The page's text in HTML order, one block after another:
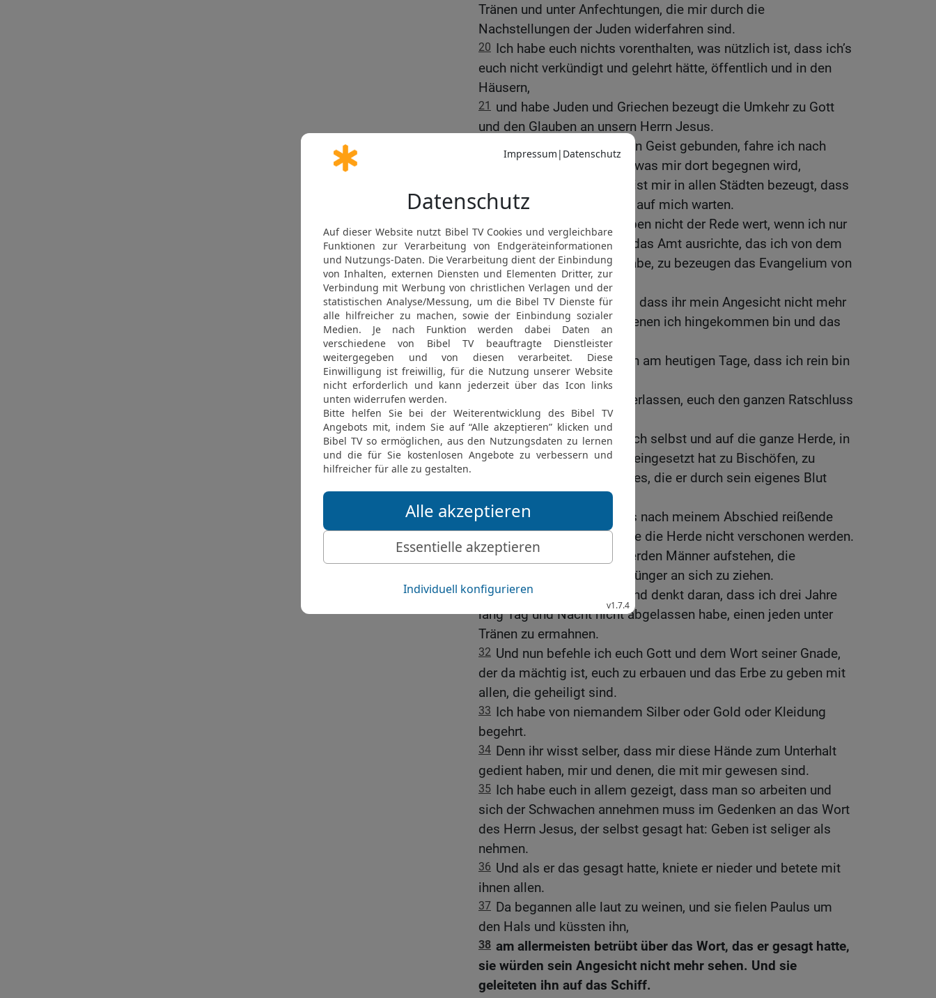
Tränen und unter Anfechtungen, die mir durch die
Nachstellungen der Juden widerfahren sind.
20 Ich habe euch nichts vorenthalten, was nützlich ist, dass ich’s
euch nicht verkündigt und gelehrt hätte, öffentlich und in den
Häusern,
21 und habe Juden und Griechen bezeugt die Umkehr zu Gott
und den Glauben an unsern Herrn Jesus.
Und nun siehe, durch den Geist gebunden, fahre ich nach
Jerusalem und weiß nicht, was mir dort begegnen wird,
nur dass der Heilige Geist mir in allen Städten bezeugt, dass
Fesseln und Bedrängnisse auf mich warten.
Aber ich achte mein Leben nicht der Rede wert, wenn ich nur
meinen Lauf vollende und das Amt ausrichte, das ich von dem
Herrn Jesus empfangen habe, zu bezeugen das Evangelium von
der Gnade Gottes.
25 Und nun siehe, ich weiß, dass ihr mein Angesicht nicht mehr
sehen werdet, ihr alle, zu denen ich hingekommen bin und das
Reich gepredigt habe.
26 Darum bezeuge ich euch am heutigen Tage, dass ich rein bin
vom Blut aller;
denn ich habe nicht unterlassen, euch den ganzen Ratschluss
Gottes zu verkündigen.
28 So habt nun acht auf euch selbst und auf die ganze Herde, in
der euch der Heilige Geist eingesetzt hat zu Bischöfen, zu
weiden die Gemeinde Gottes, die er durch sein eigenes Blut
29 Denn das weiß ich, dass nach meinem Abschied reißende
Wölfe zu euch kommen, die die Herde nicht verschonen werden.
30 Auch aus eurer Mitte werden Männer aufstehen, die
Verkehrtes reden, um die Jünger an sich zu ziehen.
31 Darum seid wachsam und denkt daran, dass ich drei Jahre
lang Tag und Nacht nicht abgelassen habe, einen jeden unter
Tränen zu ermahnen.
32 Und nun befehle ich euch Gott und dem Wort seiner Gnade,
der da mächtig ist, euch zu erbauen und das Erbe zu geben mit
allen, die geheiligt sind.
33 Ich habe von niemandem Silber oder Gold oder Kleidung
begehrt.
34 Denn ihr wisst selber, dass mir diese Hände zum Unterhalt
gedient haben, mir und denen, die mit mir gewesen sind.
35 Ich habe euch in allem gezeigt, dass man so arbeiten und
sich der Schwachen annehmen muss im Gedenken an das Wort
des Herrn Jesus, der selbst gesagt hat: Geben ist seliger als
nehmen.
36 Und als er das gesagt hatte, kniete er nieder und betete mit
ihnen allen.
37 Da begannen alle laut zu weinen, und sie fielen Paulus um
den Hals und küssten ihn,
38 am allermeisten betrübt über das Wort, das er gesagt hatte,
sie würden sein Angesicht nicht mehr sehen. Und sie
geleiteten ihn auf das Schiff.